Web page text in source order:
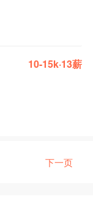
10-15k·13薪
下一页